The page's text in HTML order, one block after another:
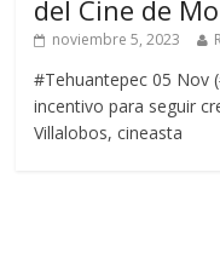
del Cine de
noviembre 5, 2023
#Tehuantepec 05 Nov
incentivo para seguir
Villalobos, cineasta